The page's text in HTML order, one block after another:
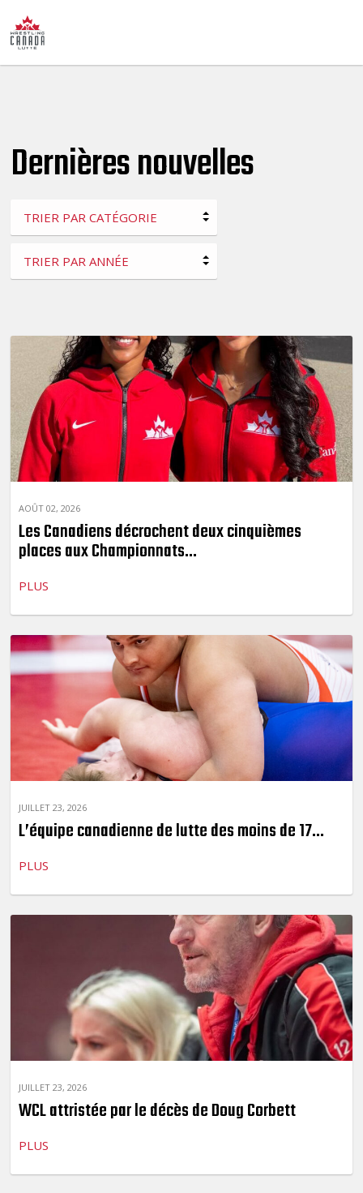
Dernières nouvelles
TRIER PAR CATÉGORIE
TRIER PAR ANNÉE
AOÛT 02, 2026
Les Canadiens décrochent deux cinquièmes
places aux Championnats...
PLUS
JUILLET 23, 2026
L’équipe canadienne de lutte des moins de 17...
PLUS
JUILLET 23, 2026
WCL attristée par le décès de Doug Corbett
PLUS